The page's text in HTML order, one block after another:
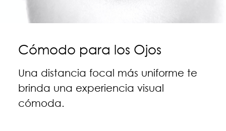
Cómodo para los Ojos
Una distancia focal más uniforme te
brinda una experiencia visual
cómoda.